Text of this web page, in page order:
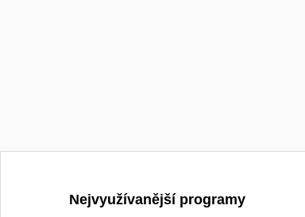
Nejvyužívanější programy